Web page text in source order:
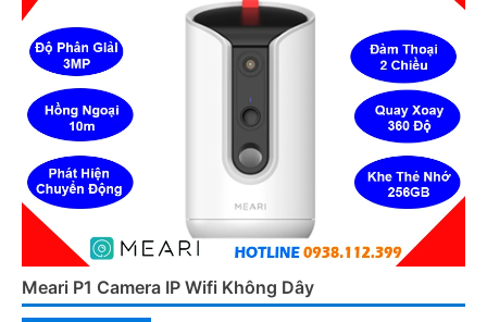
Meari P1 Camera IP Wifi Không Dây